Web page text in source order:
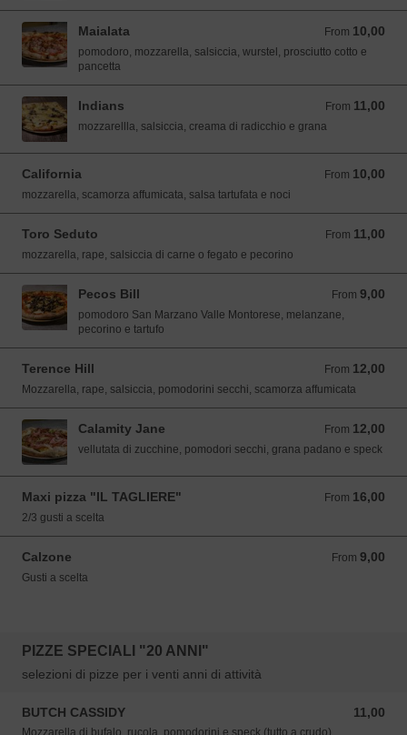
Maialata From 10,00
From 10,00 EUR
pomodoro, mozzarella, salsiccia, wurstel, prosciutto cotto e
pancetta
Indians From 11,00
From 11,00 EUR
mozzarellla, salsiccia, creama di radicchio e grana
California From 10,00
From 10,00 EUR
mozzarella, scamorza affumicata, salsa tartufata e noci
Toro Seduto From 11,00
From 11,00 EUR
mozzarella, rape, salsiccia di carne o fegato e pecorino
Pecos Bill From 9,00
From 9,00 EUR
pomodoro San Marzano Valle Montorese, melanzane,
pecorino e tartufo
Terence Hill From 12,00
From 12,00 EUR
Mozzarella, rape, salsiccia, pomodorini secchi, scamorza affumicata
Calamity Jane From 12,00
From 12,00 EUR
vellutata di zucchine, pomodori secchi, grana padano e speck
Maxi pizza "IL TAGLIERE" From 16,00
From 16,00 EUR
2/3 gusti a scelta
Calzone From 9,00
From 9,00 EUR
Gusti a scelta
PIZZE SPECIALI "20 ANNI"
selezioni di pizze per i venti anni di attività
BUTCH CASSIDY 11,00
11,00 EUR